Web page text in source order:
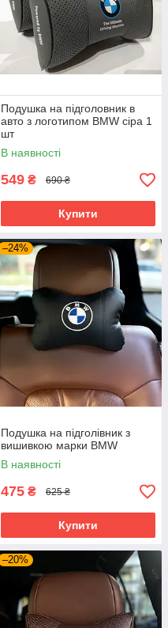
Подушка на підголовник в
авто з логотипом BMW сіра 1
шт
В наявності
549 ₴ 690 ₴
Купити
–24%
Подушка на підголівник з
вишивкою марки BMW
В наявності
475 ₴ 625 ₴
Купити
–20%